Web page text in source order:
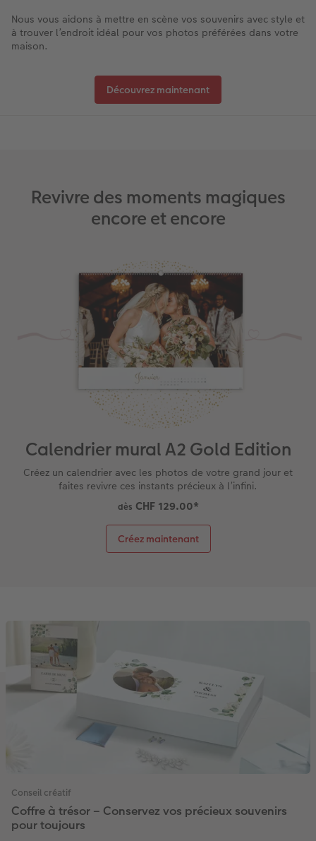
Nous vous aidons à mettre en scène vos souvenirs avec style et
à trouver l’endroit idéal pour vos photos préférées dans votre
maison.
Découvrez maintenant
Revivre des moments magiques
encore et encore
Calendrier mural A2 Gold Edition
Créez un calendrier avec les photos de votre grand jour et
faites revivre ces instants précieux à l’infini.
dès CHF 129.00*
Créez maintenant
Conseil créatif
Coffre à trésor – Conservez vos précieux souvenirs
pour toujours